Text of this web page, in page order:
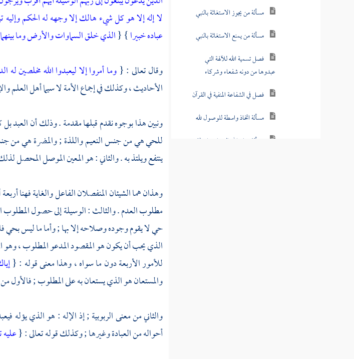
مسألة من يجوز الاستغاثة بالنبي
مسألة من يمنع الاستغاثة بالنبي
فصل تسمية الله للآلهة التي
عبدوها من دونه شفعاء وشركاء
فصل في الشفاعة المنفية في القرآن
مسألة اتخاذ واسطة للوصول لله
مسألة سماع الله الدعاء بواسطة
لا إله إلا هو كل شيء هالك إلا وجهه له الحكم
عباده خبيرا} {الذي خلق السماوات والأرض وما بينهما
وقال تعالى : {وما أمروا إلا ليعبدوا الله مخلصين له
الأحاديث ، وكذلك في إجماع الأمة لا سيما أهل العلم
ونبين هذا بوجوه نقدم قبلها مقدمة . وذلك أن العبد
للحي هي من جنس النعيم واللذة ; والمضرة هي من
ينتفع ويلتذ به . والثاني : هو المعين الموصل المحصل
وهذان هما الشيئان المنفصلان الفاعل والغاية فهنا
مطلوب العدم . والثالث : الوسيلة إلى حصول المطلوب
حي لا يقوم وجوده وصلاحه إلا بها ; وأما ما ليس بحي
الذي يحب أن يكون هو المقصود المدعو المطلوب ، وهو
للأمور الأربعة دون ما سواه ، وهذا معنى قوله : {
والمستعان هو الذي يستعان به على المطلوب ; فالأول
والثاني من معنى الربوبية ; إذ الإله : هو الذي يؤله
أحواله من العبادة وغيرها ; وكذلك قوله تعالى : {